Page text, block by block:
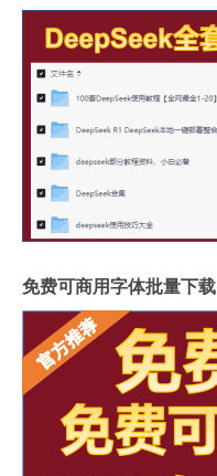
免费可商用字体批量下载